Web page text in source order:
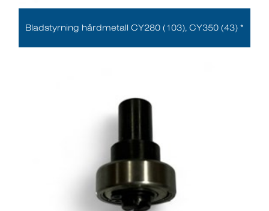
Bladstyrning hårdmetall CY280 (103), CY350 (43) *